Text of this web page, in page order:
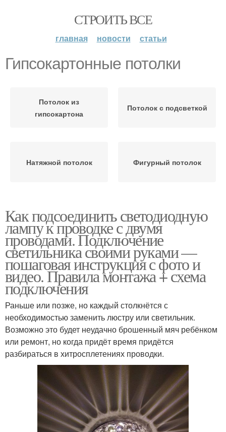
СТРОИТЬ ВСЕ
главная новости статьи
Гипсокартонные потолки
Потолок из
гипсокартона
Потолок с подсветкой
Натяжной потолок Фигурный потолок
Как подсоединить светодиодную
лампу к проводке с двумя
проводами. Подключение
светильника своими руками —
пошаговая инструкция с фото и
видео. Правила монтажа + схема
подключения
Раньше или позже, но каждый столкнётся с
необходимостью заменить люстру или светильник.
Возможно это будет неудачно брошенный мяч ребёнком
или ремонт, но когда придёт время придётся
разбираться в хитросплетениях проводки.